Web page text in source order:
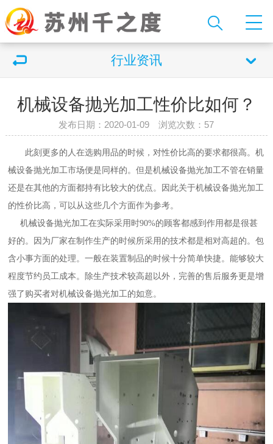
行业资讯
机械设备抛光加工性价比如何？
发布日期：2020-01-09 浏览次数： 57
此刻更多的人在选购用品的时候，对性价比高的要求都很高。机
械设备抛光加工市场便是同样的。但是机械设备抛光加工不管在销量
还是在其他的方面都持有比较大的优点。因此关于机械设备抛光加工
的性价比高，可以从这些几个方面作为参考。
机械设备抛光加工在实际采用时90%的顾客都感到作用都是很甚
好的。因为厂家在制作生产的时候所采用的技术都是相对高超的。包
含小事方面的处理。一般在装置制品的时候十分简单快捷。能够较大
程度节约员工成本。除生产技术较高超以外，完善的售后服务更是增
强了购买者对机械设备抛光加工的如意。